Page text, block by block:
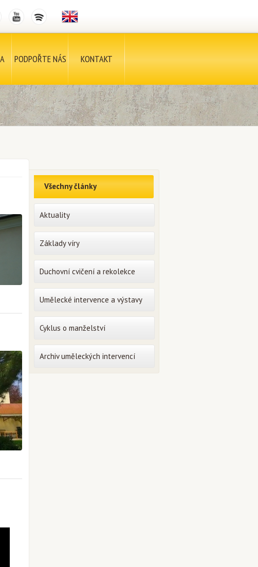
PODPOŘTE NÁS KONTAKT
Všechny články
Aktuality
Základy víry
Duchovní cvičení a rekolekce
Umělecké intervence a výstavy
Cyklus o manželství
Archiv uměleckých intervencí